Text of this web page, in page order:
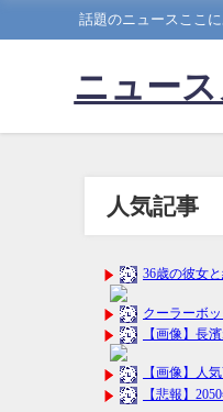
話題のニュースここに
ニュー
人気記事